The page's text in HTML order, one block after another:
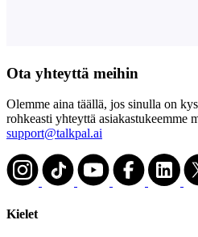
Ota yhteyttä meihin
Olemme aina täällä, jos sinulla on
rohkeasti yhteyttä asiakastukeemme
support@talkpal.ai
Kielet